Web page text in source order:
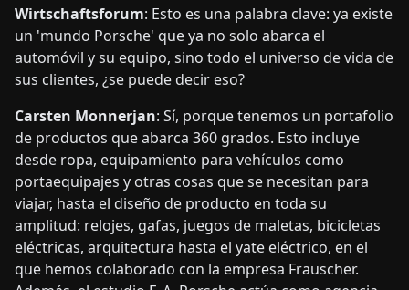
Wirtschaftsforum: Esto es una palabra clave: ya existe
un 'mundo Porsche' que ya no solo abarca el
automóvil y su equipo, sino todo el universo de vida de
sus clientes, ¿se puede decir eso?
Carsten Monnerjan: Sí, porque tenemos un portafolio
de productos que abarca 360 grados. Esto incluye
desde ropa, equipamiento para vehículos como
portaequipajes y otras cosas que se necesitan para
viajar, hasta el diseño de producto en toda su
amplitud: relojes, gafas, juegos de maletas, bicicletas
eléctricas, arquitectura hasta el yate eléctrico, en el
que hemos colaborado con la empresa Frauscher.